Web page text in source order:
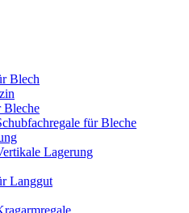
Blech
Bleche
für Bleche
Lagerung
Langgut